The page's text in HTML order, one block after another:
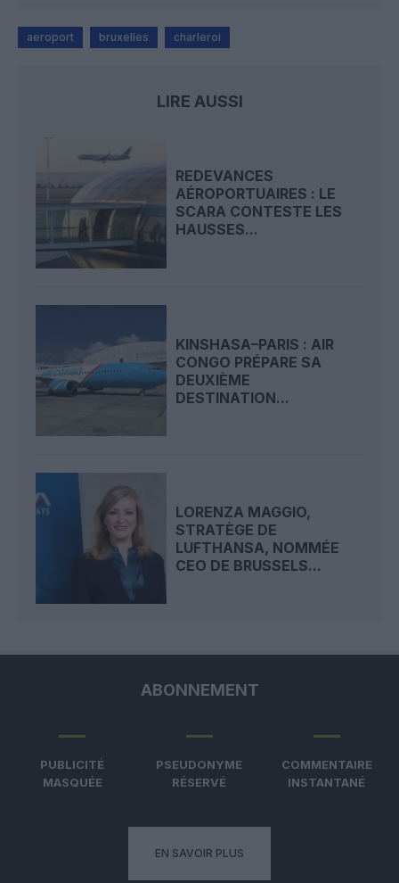
aeroport bruxelles charleroi
LIRE AUSSI
REDEVANCES
AÉROPORTUAIRES : LE
SCARA CONTESTE LES
HAUSSES...
KINSHASA–PARIS : AIR
CONGO PRÉPARE SA
DEUXIÈME
DESTINATION...
LORENZA MAGGIO,
STRATÈGE DE
LUFTHANSA, NOMMÉE
CEO DE BRUSSELS...
ABONNEMENT
PUBLICITÉ
MASQUÉE
PSEUDONYME
RÉSERVÉ
COMMENTAIRE
INSTANTANÉ
EN SAVOIR PLUS